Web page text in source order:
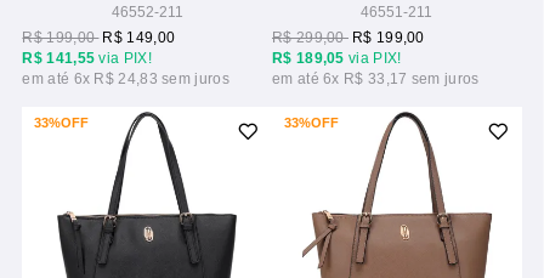
46552-211
R$ 141,55 via PIX!
R$ 199,00 R$ 149,00
6x R$ 24,83
46551-211
R$ 189,05 via PIX!
R$ 299,00 R$ 199,00
6x R$ 33,17
33%OFF 33%OFF